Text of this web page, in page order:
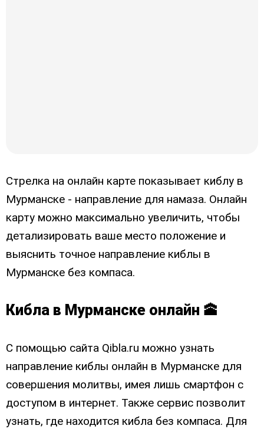
Стрелка на онлайн карте показывает киблу в
Мурманске - направление для намаза. Онлайн
карту можно максимально увеличить, чтобы
детализировать ваше место положение и
выяснить точное направление киблы в
Мурманске без компаса.
Кибла в Мурманске онлайн 🕋
С помощью сайта Qibla.ru можно узнать
направление киблы онлайн в Мурманске для
совершения молитвы, имея лишь смартфон с
доступом в интернет. Также сервис позволит
узнать, где находится кибла без компаса. Для